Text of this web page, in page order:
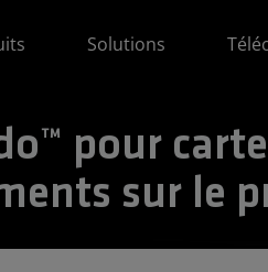
Solutions
pour
sur le